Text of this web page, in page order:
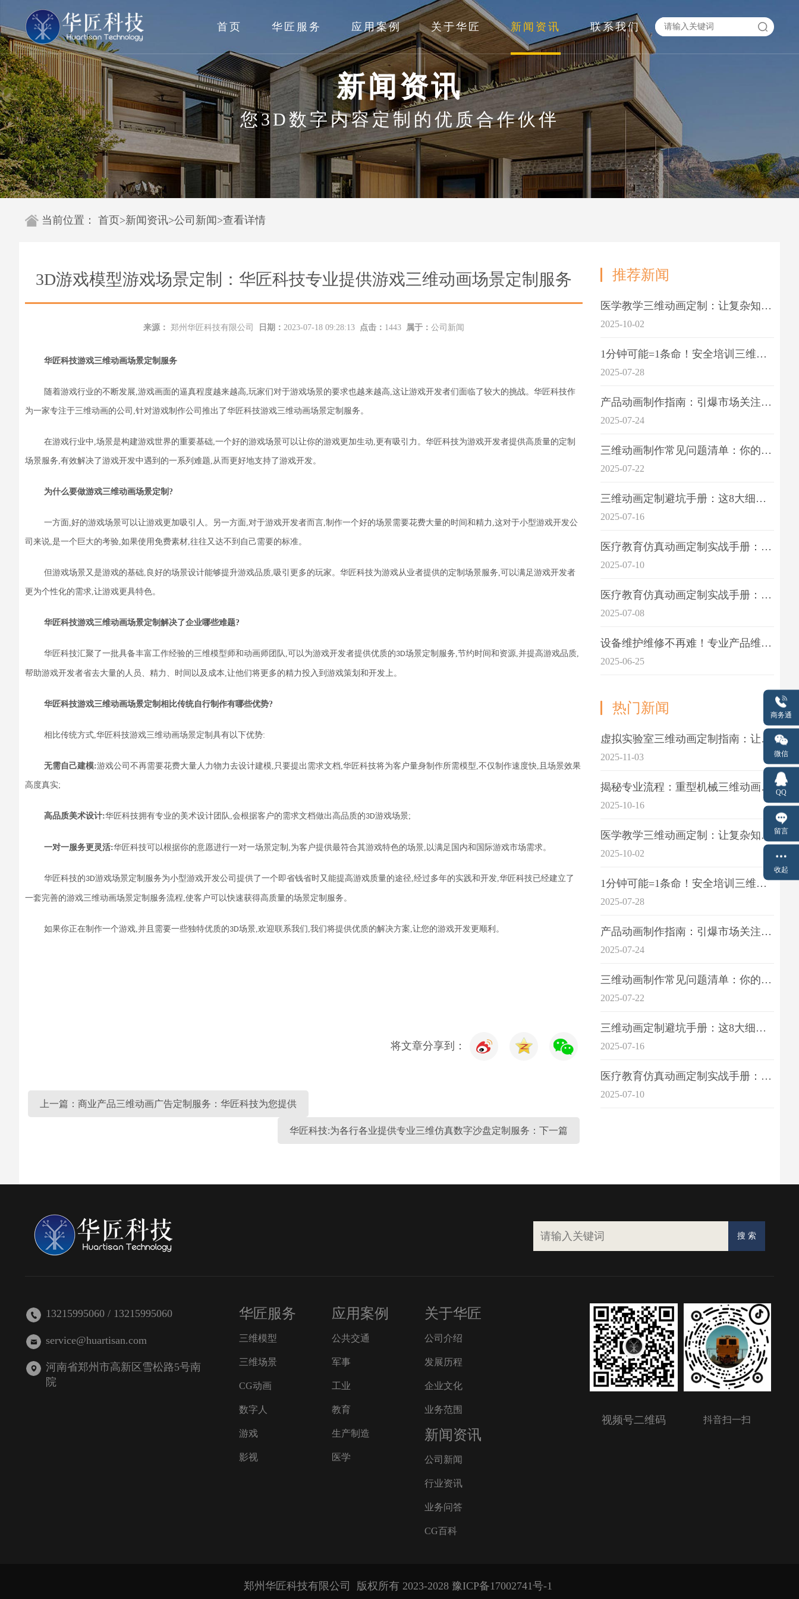
首页 华匠服务 应用案例 关于华匠 新闻资讯 联系我们
新闻资讯
您3D数字内容定制的优质合作伙伴
当前位置： 首页>新闻资讯>公司新闻 >查看详情
3D游戏模型游戏场景定制：华匠科技专业提供游戏三维动画场景定制服务
来源： 郑州华匠科技有限公司 日期： 2023-07-18 09:28:13 点击： 1443 属于： 公司新闻
华匠科技游戏三维动画场景定制服务
随着游戏行业的不断发展,游戏画面的逼真程度越来越高,玩家们对于游戏场景的要求也越来越高,这让游戏开发者们面临了较大的挑战。华匠科技作
为一家专注于三维动画的公司,针对游戏制作公司 推出了华匠科技游戏三维动画场景定制服务。
在游戏行业中,场景是构建游戏世界的重要基础,一个好的游戏场景可以让你的游戏更加生动,更有吸引力。华匠科技为游戏开发者提供高质量的定制
场景服务,有效解决了游戏开发中遇到的一系列难题,从而更好地支持了游戏开发。
为什么要做游戏三维动画场景定制?
一方面,好的游戏场景可以让游戏更加吸引人。另一方面,对于游戏开发者而言,制作一个好的场景需要花费大量的时间和精力,这对于小型游戏开发公
司来说,是一个巨大的考验,如果使用免费素材,往往又达不到自己需要的标准。
但游戏场景又是游戏的基础,良好的场景设计能够提升游戏品质,吸引更多的玩家。 华匠科技为游戏从业者提供的定制场景服务,可以满足游戏开发者
更为个性化的需求,让游戏更具特色。
华匠科技游戏三维动画场景定制解决了企业哪些难题?
华匠科技汇聚了一批具备丰富工作经验的三维模型师和动画师团队,可以为游戏开发者提供优质的3D场景定制服务,节约时间和资源,并提高游戏品质,
帮助游戏开发者省去大量的 人员、精力、 时间 以及 成本,让他们将更多的精力投入到游戏策划和开发上。
华匠科技游戏三维动画场景定制相比传统自行制作有哪些优势?
相比传统方式,华匠科技游戏三维动画场景定制具有以下优势:
无需自己建模:游戏公司不再需要花费大量人力物力去设计建模,只要提出需求文档,华匠科技将为客户量身制作所需模型,不仅制作速度快, 且 场景效果
高度真实;
高品质美术设计:华匠科技拥有专业的美术设计团队,会根据客户的需求文档做出 高品质的3D游戏场景;
一对一服务更灵活:华匠科技可以根据你的意愿进行一对一场景定制,为客户提供最符合其游戏特色的场景, 以满足国内和国际游戏市场需求。
华匠科技的3D游戏场景定制服务为小型游戏开发公司提供了一个即省钱省时又能提高游戏质量的途径,经过多年的实践和开发,华匠科技已经建立了
一套完善的游戏三维动画场景定制服务流程,使客户可以快速获得高质量的场景定制服务。
如果你正在制作一个游戏,并且需要一些独特优质的3D场景,欢迎联系我们 ,我们将提供优质的解决方案,让您的游戏开发更顺利 。
将文章分享到：
上一篇：商业产品三维动画广告定制服务：华匠科技为您提供
华匠科技:为各行各业提供专业三维仿真数字沙盘定制服务：下一篇
推荐新闻
医学教学三维动画定制：让复杂知识一目了
2025-10-02
1分钟可能=1条命！安全培训三维动画制作成本效益深度拆解
2025-07-28
产品动画制作指南：引爆市场关注的视觉引擎
2025-07-24
三维动画制作常见问题清单：你的项目是否踩中这6大技术雷区？
2025-07-22
三维动画定制避坑手册：这8大细节重点关注
2025-07-16
医疗教育仿真动画定制实战手册：击破传统医学教育7大痛点
2025-07-10
医疗教育仿真动画定制实战手册：解决传统教学的7大痛点
2025-07-08
设备维护维修不再难！专业产品维护三维动画演示定制指南
2025-06-25
热门新闻
虚拟实验室三维动画定制指南：让科学教学更生动
2025-11-03
揭秘专业流程：重型机械三维动画制作的5大关键步骤
2025-10-16
医学教学三维动画定制：让复杂知识一目了
2025-10-02
1分钟可能=1条命！安全培训三维动画制作成本效益深度拆解
2025-07-28
产品动画制作指南：引爆市场关注的视觉引擎
2025-07-24
三维动画制作常见问题清单：你的项目是否踩中这6大技术雷区？
2025-07-22
三维动画定制避坑手册：这8大细节重点关注
2025-07-16
医疗教育仿真动画定制实战手册：击破传统医学教育7大痛点
2025-07-10
13215995060 / 13215995060
service@huartisan.com
河南省郑州市高新区雪松路5号南
院
华匠服务
三维模型
三维场景
CG动画
数字人
游戏
影视
应用案例
公共交通
军事
工业
教育
生产制造
医学
关于华匠
公司介绍
发展历程
企业文化
业务范围
新闻资讯
公司新闻
行业资讯
业务问答
CG百科
视频号二维码 抖音扫一扫
郑州华匠科技有限公司 版权所有 2023-2028 豫ICP备17002741号-1
商务通
微信
QQ
留言
收起